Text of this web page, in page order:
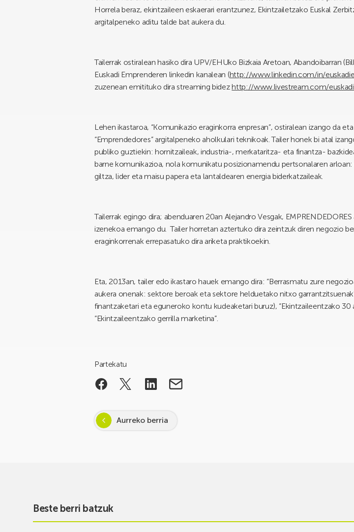
Horrela beraz, ekintzaileen eskaerari erantzunez, Ekintzailetzako Euskal
argitalpeneko aditu talde bat aukera du.
Tailerrak ostiralean hasiko dira UPV/EHUko Bizkaia Aretoan, Abandoibarran
Euskadi Emprenderen linkedin kanalean (http://www.linkedin.com/in/
zuzenean emitituko dira streaming bidezhttp://www.livestream.com/
Lehen ikastaroa, “Komunikazio eraginkorra enpresan”, ostiralean izango da
“Emprendedores” argitalpeneko aholkulari teknikoak. Tailer honek bi atal
publiko guztiekin: hornitzaileak, industria-, merkataritza- eta finantza-
barne komunikazioa, nola komunikatu posizionamendu pertsonalaren
giltza, lider eta maisu papera eta lantaldearen energia biderkatzaileak.
Tailerrak egingo dira; abenduaren 20an Alejandro Vesgak,
izenekoa emango du. Tailer horretan aztertuko dira zeintzuk diren negozio
eraginkorrenak errepasatuko dira ariketa praktikoekin.
Eta, 2013an, tailer edo ikastaro hauek emango dira: “Berrasmatu zure
aukera onenak: sektore beroak eta sektore helduetako nitxo
finantzaketari eta eguneroko kontu kudeaketari buruz), “Ekintzaileentzako 30
“Ekintzaileentzako gerrilla marketina”.
Partekatu
Aurreko berria
Beste berri batzuk